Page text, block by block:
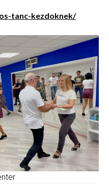
tanc-kezdoknek/